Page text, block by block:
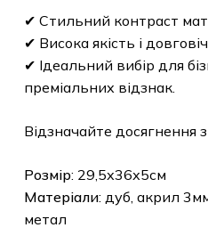
✔ Стильний контраст
✔ Висока якість і
✔ Ідеальний вибір для
преміальних відзнак.
Відзначайте досягнення
Розмір: 29,5х36х5см
Матеріали: дуб, акрил
метал